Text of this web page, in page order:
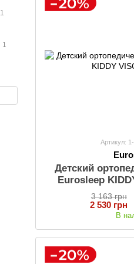
Артикул:
Детский
Eurosleep
3 163 грн
2 530 грн
В
1
1